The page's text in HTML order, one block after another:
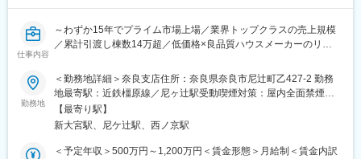
向上を担える大変やりがいのある職種です。火災保険・住宅ロー
ンの実務未経験の方でも、入社後に所定の研修を実施し、専門知
識や営業スキルは習得できるため安心して就業いただけます。FP
担当1人あたり月平均で1回2時間程度の商談機会が20回ほどあり
■本ポジションの魅力：
・平均歩合(生命保険販売)：一般職：70万円／主任職：120万円／
係長職：185万 ※年間／2020年実績
仕事内容
～わずか15年でプライム市場上場／業界トップクラスの売上規模
／累計引渡し棟数14万超／低価格×良品質ハウスメーカーのリー
■職務内容：
同社住宅営業担当者より紹介されたお客様へ、FPとして住宅購入
へ向けたライフプランのご提案、各種金融商品の販売および販売
支援を行っていただきます。
【変更の範囲：会社の定める業務】
勤務地
＜勤務地詳細＞奈良支店住所：奈良県奈良市尼辻町乙427-2 勤務
地最寄駅：近鉄橿原線／尼ヶ辻駅受動喫煙対策：屋内全面禁煙変
更の範囲：本文参照
【最寄り駅】
新大宮駅、尼ケ辻駅、西ノ京駅
＜予定年収＞500万円～1,200万円＜賃金形態＞月給制＜賃金内訳